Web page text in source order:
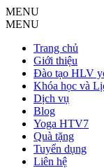
MENU
MENU
Trang chủ
Giới thiệu
Đào tạo HLV
Khóa học và
Dịch vụ
Blog
Yoga HTV7
Quà tặng
Tuyển dụng
Liên hệ